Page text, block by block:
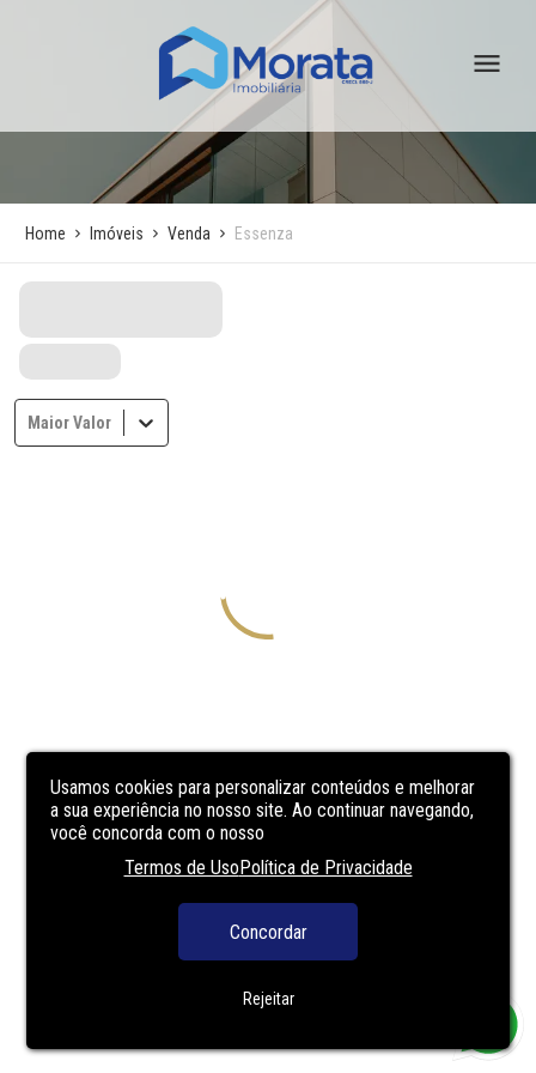
Usamos cookies para personalizar conteúdos e melhorar
a sua experiência no nosso site. Ao continuar navegando,
você concorda com o nosso
Termos de UsoPolítica de Privacidade
Concordar
Rejeitar
Home Imóveis Venda Essenza
Maior Valor